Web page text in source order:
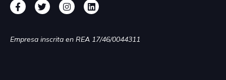
Empresa inscrita en REA 17/46/0044311